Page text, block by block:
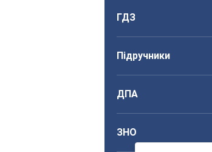
ГДЗ
Підручники
ДПА
ЗНО